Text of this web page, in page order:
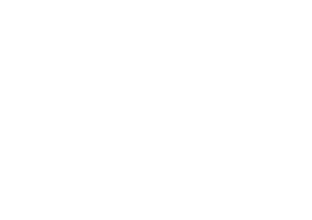
refused)
or directory)
"::1", &sin6_addr), sin6_scope_id=0},
"::1", &sin6_addr), sin6_scope_id=0},